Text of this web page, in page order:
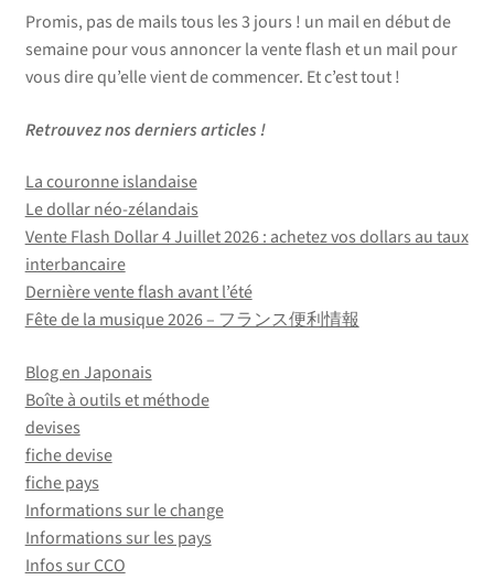
Promis, pas de mails tous les 3 jours ! un mail en début de
semaine pour vous annoncer la vente flash et un mail pour
vous dire qu’elle vient de commencer. Et c’est tout !
Retrouvez nos derniers articles !
La couronne islandaise
Le dollar néo-zélandais
Vente Flash Dollar 4 Juillet 2026 : achetez vos dollars au taux
interbancaire
Dernière vente flash avant l’été
Fête de la musique 2026 – フランス便利情報
Blog en Japonais
Boîte à outils et méthode
devises
fiche devise
fiche pays
Informations sur le change
Informations sur les pays
Infos sur CCO